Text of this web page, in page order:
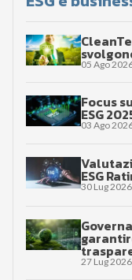
05 Ago
Focus
ESG
03 Ago
ESG
30 Lug 2026
27 Lug 2026